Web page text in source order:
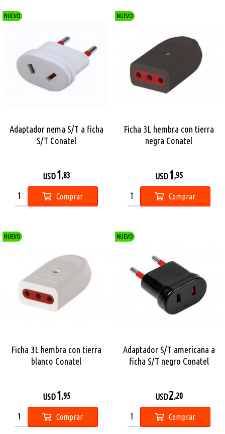
NUEVO
Adaptador nema S/T a ficha
S/T Conatel
USD1 ,83
Comprar
NUEVO
Ficha 3L hembra con tierra
negra Conatel
USD1 ,95
Comprar
NUEVO
Ficha 3L hembra con tierra
blanco Conatel
USD1 ,95
Comprar
NUEVO
Adaptador S/T americana a
ficha S/T negro Conatel
USD2,20
Comprar